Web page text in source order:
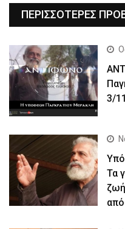
ΠΕΡΙΣΣΟΤΕΡΕΣ
3/
Τα